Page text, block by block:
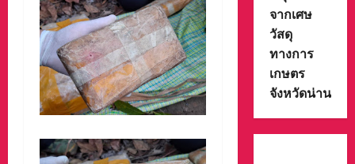
จากเศษ
วัสดุ
ทางการ
เกษตร
จังหวัดน่าน